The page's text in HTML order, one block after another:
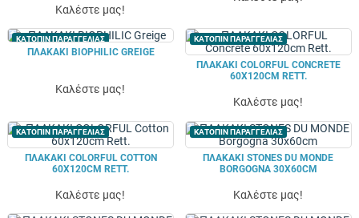
Καλέστε μας!
ΚΑΤΟΠΙΝ ΠΑΡΑΓΓΕΛΙΑΣ
ΠΛΑΚΑΚΙ BIOPHILIC GREIGE
Καλέστε μας!
ΚΑΤΟΠΙΝ ΠΑΡΑΓΓΕΛΙΑΣ
ΠΛΑΚΑΚΙ COLORFUL CONCRETE
60X120CM RETT.
Καλέστε μας!
ΚΑΤΟΠΙΝ ΠΑΡΑΓΓΕΛΙΑΣ
ΠΛΑΚΑΚΙ COLORFUL COTTON
60X120CM RETT.
Καλέστε μας!
ΚΑΤΟΠΙΝ ΠΑΡΑΓΓΕΛΙΑΣ
ΠΛΑΚΑΚΙ STONES DU MONDE
BORGOGNA 30X60CM
Καλέστε μας!